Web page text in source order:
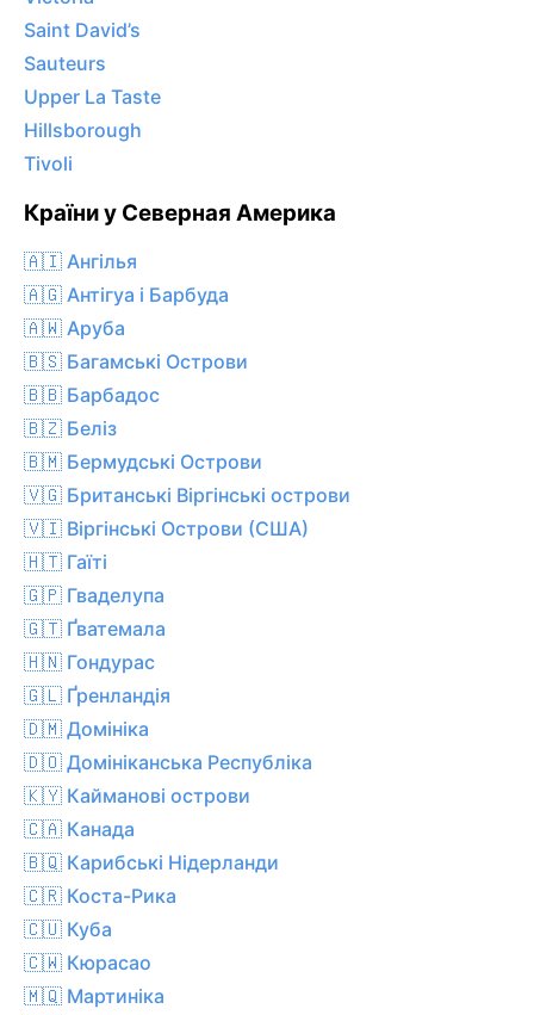
Saint David’s
Sauteurs
Upper La Taste
Hillsborough
Tivoli
Країни у Северная Америка
🇦🇮 Ангілья
🇦🇬 Антігуа і Барбуда
🇦🇼 Аруба
🇧🇸 Багамські Острови
🇧🇧 Барбадос
🇧🇿 Беліз
🇧🇲 Бермудські Острови
🇻🇬 Британські Віргінські острови
🇻🇮 Віргінські Острови (США)
🇭🇹 Гаїті
🇬🇵 Гваделупа
🇬🇹 Ґватемала
🇭🇳 Гондурас
🇬🇱 Ґренландія
🇩🇲 Домініка
🇩🇴 Домініканська Республіка
🇰🇾 Кайманові острови
🇨🇦 Канада
🇧🇶 Карибські Нідерланди
🇨🇷 Коста-Рика
🇨🇺 Куба
🇨🇼 Кюрасао
🇲🇶 Мартиніка